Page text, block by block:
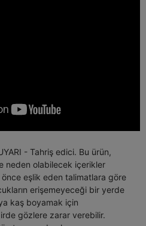
- Tahriş edici. Bu ürün,
neden olabilecek içerikler
eşlik eden talimatlara göre
erişemeyeceği bir yerde
kaş boyamak için
gözlere zarar verebilir.